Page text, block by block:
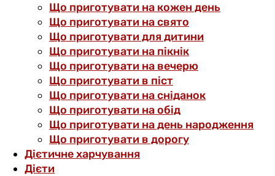
Що приготувати на кожен день
Що приготувати на свято
Що приготувати для дитини
Що приготувати на пікнік
Що приготувати на вечерю
Що приготувати в піст
Що приготувати на сніданок
Що приготувати на обід
Що приготувати на день народження
Що приготувати в дорогу
Дієтичне харчування
Дієти